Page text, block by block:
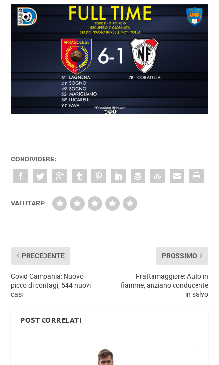
CONDIVIDERE:
VALUTARE:
PRECEDENTE
Covid Campania: Nuovo
picco di contagi, 544 nuovi
casi
PROSSIMO
Frattamaggiore: Auto in
fiamme, anziano conducente
in salvo
POST CORRELATI